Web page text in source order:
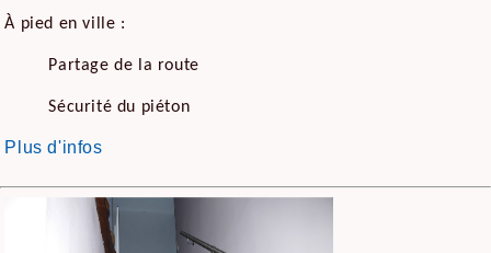
À pied en ville :
Partage de la route
Sécurité du piéton
Plus d'infos